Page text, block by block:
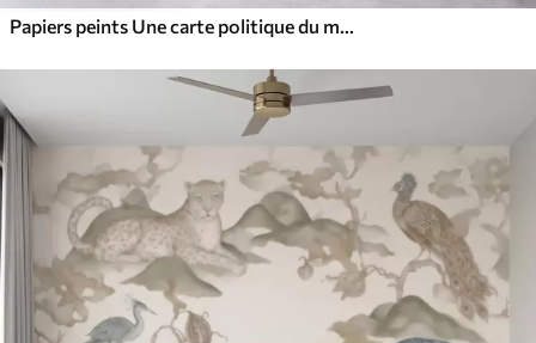
Papiers peints Une carte politique du monde de couleur marron, avec des drapeaux en français